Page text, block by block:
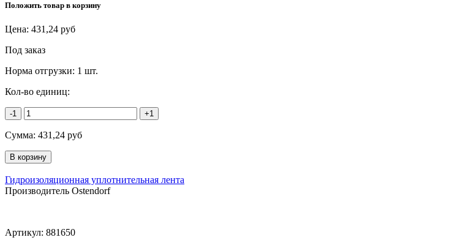
Положить товар в корзину
Цена: 431,24 руб
Под заказ
Норма отгрузки: 1 шт.
Кол-во единиц:
-1 +1
Сумма: 431,24 руб
Гидроизоляционная уплотнительная лента
Производитель Ostendorf
Артикул: 881650